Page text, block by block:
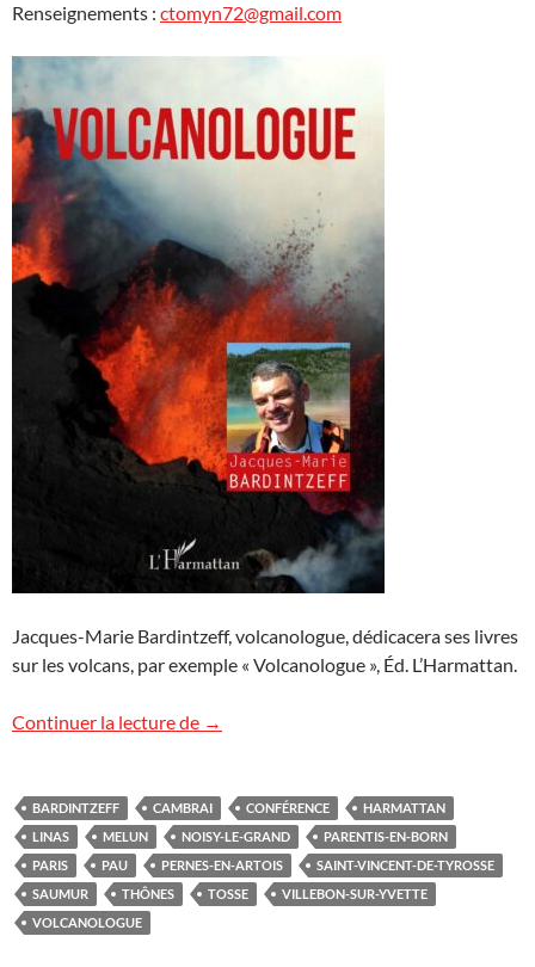
Renseignements : ctomyn72@gmail.com
Jacques-Marie Bardintzeff, volcanologue, dédicacera ses livres
sur les volcans, par exemple « Volcanologue », Éd. L’Harmattan.
Continuer la lecture de Conférences « Volcans » à venir
→
BARDINTZEFF CAMBRAI CONFÉRENCE
HARMATTAN
LINAS
MELUN NOISY-LE-GRAND
PARENTIS-EN-BORN
PARIS
PAU PERNES-EN-ARTOIS
SAINT-VINCENT-DE-TYROSSE
SAUMUR
THÔNES TOSSE
VILLEBON-SUR-YVETTE
VOLCANOLOGUE